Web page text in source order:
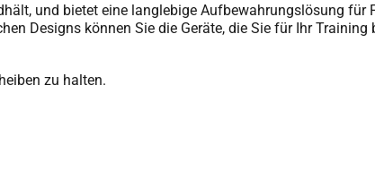
und bietet eine langlebige Aufbewahrungslösung für
Designs können Sie die Geräte, die Sie für Ihr
zu halten.